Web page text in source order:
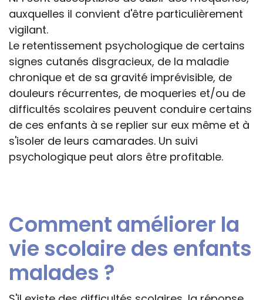
auxquelles il convient d'être particulièrement
vigilant.
Le retentissement psychologique de certains
signes cutanés disgracieux, de la maladie
chronique et de sa gravité imprévisible, de
douleurs récurrentes, de moqueries et/ou de
difficultés scolaires peuvent conduire certains
de ces enfants à se replier sur eux même et à
s'isoler de leurs camarades. Un suivi
psychologique peut alors être profitable.
Comment améliorer la
vie scolaire des enfants
malades ?